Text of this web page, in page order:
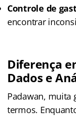
Controle de
encontrar
Diferença
Dados e
Padawan, muita
termos.